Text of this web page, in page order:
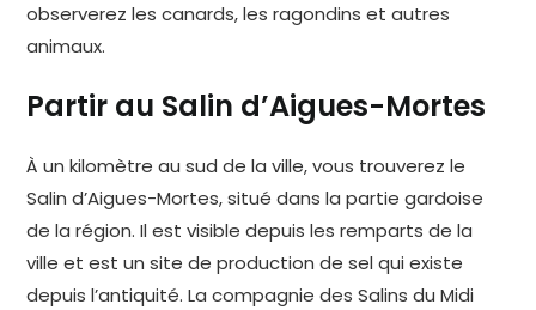
observerez les canards, les ragondins et autres
animaux.
Partir au Salin d’Aigues-Mortes
À un kilomètre au sud de la ville, vous trouverez le
Salin d’Aigues-Mortes, situé dans la partie gardoise
de la région. Il est visible depuis les remparts de la
ville et est un site de production de sel qui existe
depuis l’antiquité. La compagnie des Salins du Midi